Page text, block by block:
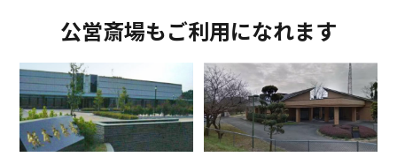
公営斎場もご利用になれます